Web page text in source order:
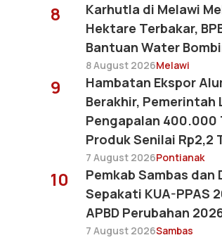
8
Karhutla di Melawi
Hektare Terbakar,
Bantuan Water
8 August 2026Melawi
9
Hambatan Ekspor
Berakhir, Pemerintah
Pengapalan 400.000
Produk Senilai Rp2,2
7 August 2026Pontianak
10
Pemkab Sambas dan
Sepakati KUA-PPAS
APBD Perubahan
7 August 2026Sambas